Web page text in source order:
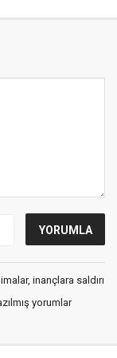
inançlara saldırı
yorumlar